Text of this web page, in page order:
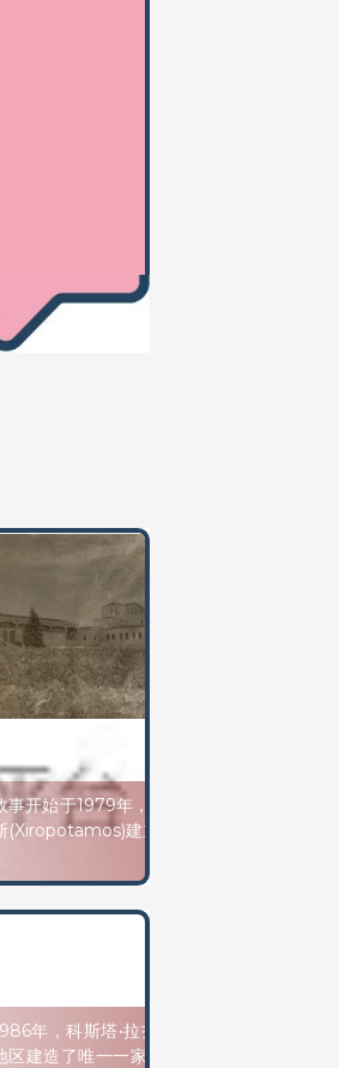
事开始于1979年，科斯塔斯•拉扎里迪斯
(Xiropotamos)建立了第一个现代线性葡萄园
年，科斯塔•拉扎里迪(Costa Lazaridi)
区建造了唯一一家现代化的酿酒厂，为自